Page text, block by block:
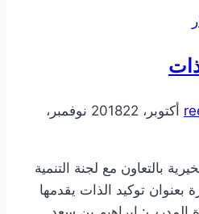
22 نوفمبر،
بالتعاون مع لجنة التنمية
توكيد الذات يقدمها